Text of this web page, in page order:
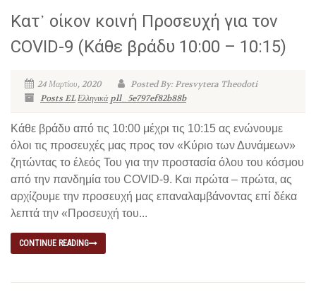
Κατ᾽ οίκον κοινή Προσευχή για τον
COVID-9 (Κάθε βράδυ 10:00 – 10:15)
24 Μαρτίου, 2020
Posted By: Presvytera Theodoti
Posts ELΕλληνικά pll_5e797ef82b88b
Κάθε βράδυ από τις 10:00 μέχρι τις 10:15 ας ενώνουμε
όλοι τις προσευχές μας προς τον «Κύριο των Δυνάμεων»
ζητώντας το έλεός Του για την προστασία όλου του κόσμου
από την πανδημία του COVID-9. Και πρώτα – πρώτα, ας
αρχίζουμε την προσευχή μας επαναλαμβάνοντας επί δέκα
λεπτά την «Προσευχή του...
CONTINUE READING